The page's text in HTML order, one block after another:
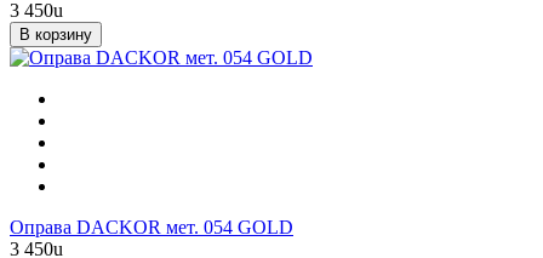
3 450u
В корзину
Оправа DACKOR мет. 054 GOLD
3 450u